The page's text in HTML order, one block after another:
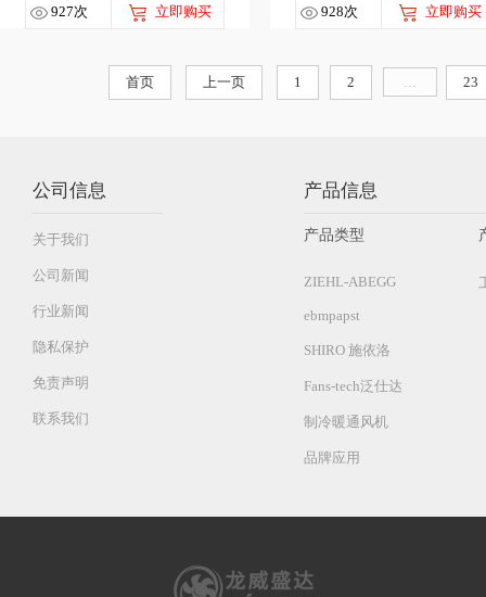
927次 立即购买 928次 立即购买
首页 上一页 1 2 ... 23
公司信息
关于我们
公司新闻
行业新闻
隐私保护
免责声明
联系我们
产品信息
产品类型
ZIEHL-ABEGG
ebmpapst
SHIRO 施依洛
Fans-tech泛仕达
制冷暖通风机
品牌应用